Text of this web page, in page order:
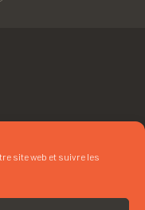
site web et suivre les